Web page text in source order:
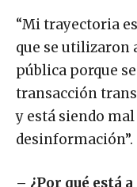
“Mi trayectoria
que se utilizaron
pública porque
transacción
y está siendo
desinformación”.
– ¿Por qué está